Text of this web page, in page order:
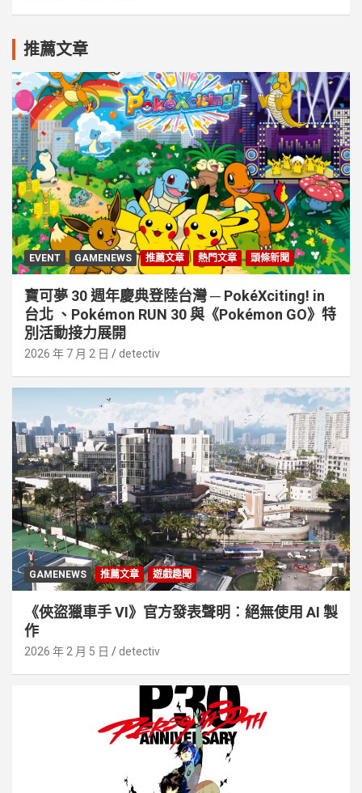
推薦文章
EVENT GAMENEWS 推薦文章 熱門文章 頭條新聞
寶可夢 30 週年慶典登陸台灣 ─ PokéXciting! in
台北 、Pokémon RUN 30 與《Pokémon GO》特
別活動接⼒展開
2026 年 7 月 2 日 detectiv
GAMENEWS 推薦文章 遊戲趣聞
《俠盜獵車手 VI》官方發表聲明︰絕無使用 AI 製
作
2026 年 2 月 5 日 detectiv